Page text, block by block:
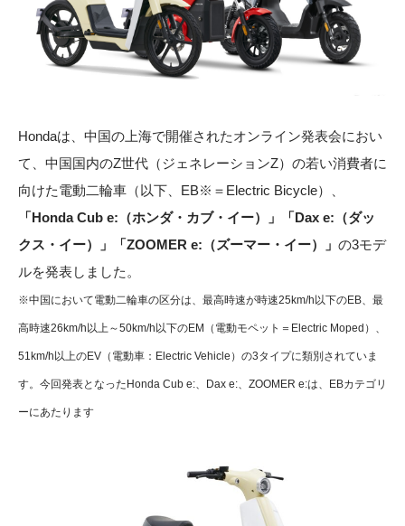
Hondaは、中国の上海で開催されたオンライン発表会におい
て、中国国内のZ世代（ジェネレーションZ）の若い消費者に
向けた電動二輪車（以下、EB※＝Electric Bicycle）、
「Honda Cub e:（ホンダ・カブ・イー）」「Dax e:（ダッ
クス・イー）」「ZOOMER e:（ズーマー・イー）」 の3モデ
ルを発表しました。
※中国において電動二輪車の区分は、最高時速が時速25km/h以下のEB、最
高時速26km/h以上～50km/h以下のEM（電動モペット＝Electric Moped）、
51km/h以上のEV（電動車：Electric Vehicle）の3タイプに類別されていま
す。今回発表となったHonda Cub e:、Dax e:、ZOOMER e:は、EBカテゴリ
ーにあたります